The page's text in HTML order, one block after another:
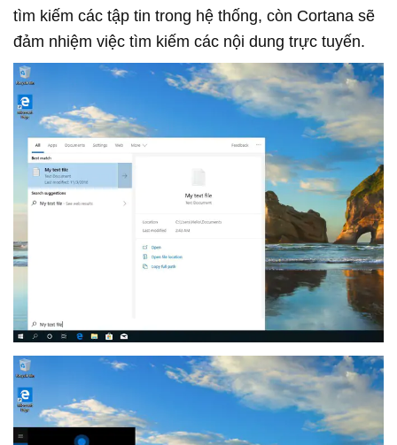
tìm kiếm các tập tin trong hệ thống, còn Cortana sẽ
đảm nhiệm việc tìm kiếm các nội dung trực tuyến.